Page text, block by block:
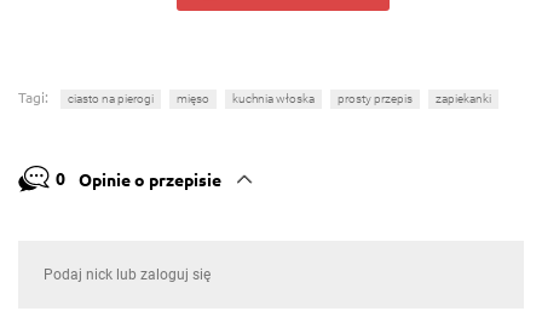
Tagi: ciasto na pierogi mięso kuchnia włoska prosty przepis zapiekanki
0 Opinie o przepisie